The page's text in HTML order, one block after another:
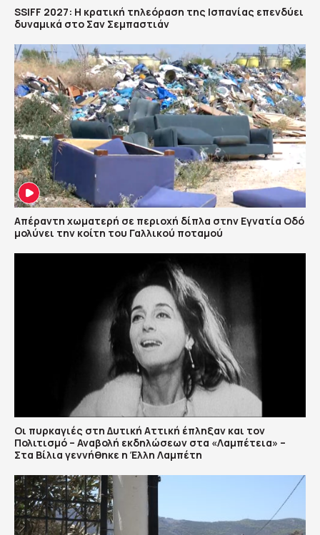
SSIFF 2027: Η κρατική τηλεόραση της Ισπανίας επενδύει
δυναμικά στο Σαν Σεμπαστιάν
Απέραντη χωματερή σε περιοχή δίπλα στην Εγνατία Οδό
μολύνει την κοίτη του Γαλλικού ποταμού
Οι πυρκαγιές στη Δυτική Αττική έπληξαν και τον
Πολιτισμό – Αναβολή εκδηλώσεων στα «Λαμπέτεια» –
Στα Βίλια γεννήθηκε η Έλλη Λαμπέτη